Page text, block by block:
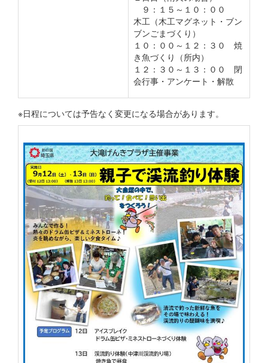
９：１５～１０：００
木工（木工マグネット・ブン
ブンごまづくり）
１０：００～１２：３０ 焼
き魚づくり（所内）
１２：３０～１３：００ 閉
会行事・アンケート・解散
※日程については予告なく変更になる場合があります。